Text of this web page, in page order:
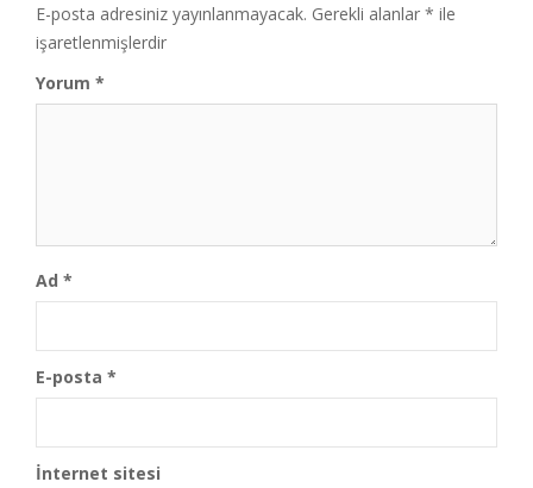
E-posta adresiniz yayınlanmayacak. Gerekli alanlar * ile
işaretlenmişlerdir
Yorum *
Ad *
E-posta *
İnternet sitesi